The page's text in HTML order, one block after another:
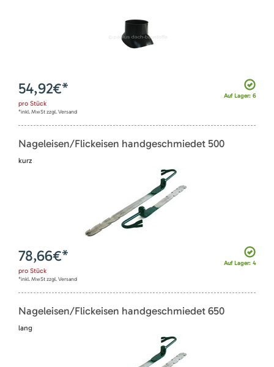
Auf Lager: 6
54,92€*
pro Stück
*inkl. MwSt zzgl. Versand
Nageleisen/Flickeisen handgeschmiedet 500
kurz
Auf Lager: 4
78,66€*
pro Stück
*inkl. MwSt zzgl. Versand
Nageleisen/Flickeisen handgeschmiedet 650
lang